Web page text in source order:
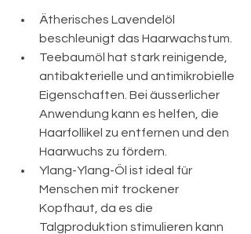
Ätherisches Lavendelöl
beschleunigt das Haarwachstum.
Teebaumöl hat stark reinigende,
antibakterielle und antimikrobielle
Eigenschaften. Bei äusserlicher
Anwendung kann es helfen, die
Haarfollikel zu entfernen und den
Haarwuchs zu fördern.
Ylang-Ylang-Öl ist ideal für
Menschen mit trockener
Kopfhaut, da es die
Talgproduktion stimulieren kann